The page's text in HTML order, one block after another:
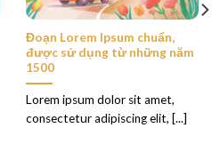
Đoạn Lorem Ipsum chuẩn,
được sử dụng từ những năm
1500
Lorem ipsum dolor sit amet,
consectetur adipiscing elit, [...]